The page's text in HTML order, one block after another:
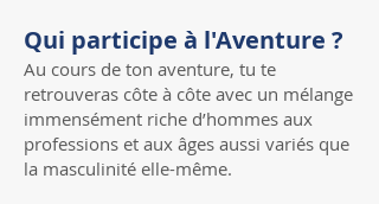
Qui participe à l'Aventure ?
Au cours de ton aventure, tu te
retrouveras côte à côte avec un mélange
immensément riche d’hommes aux
professions et aux âges aussi variés que
la masculinité elle-même.